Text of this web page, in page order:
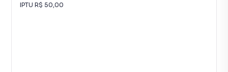
IPTU R$ 50,00